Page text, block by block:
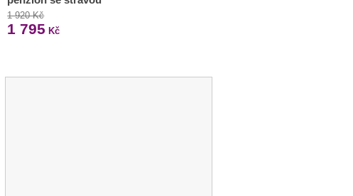
1 920 Kč
1 795 Kč